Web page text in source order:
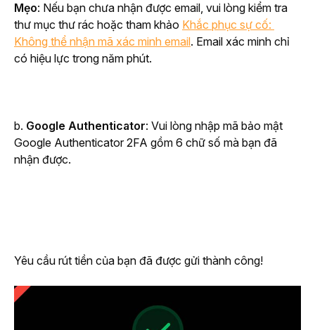
Mẹo: Nếu bạn chưa nhận được email, vui lòng kiểm tra
thư mục thư rác hoặc tham khảo Khắc phục sự cố:
Không thể nhận mã xác minh email. Email xác minh chỉ
có hiệu lực trong năm phút.
b. Google Authenticator: Vui lòng nhập mã bảo mật
Google Authenticator 2FA gồm 6 chữ số mà bạn đã
nhận được.
Yêu cầu rút tiền của bạn đã được gửi thành công!